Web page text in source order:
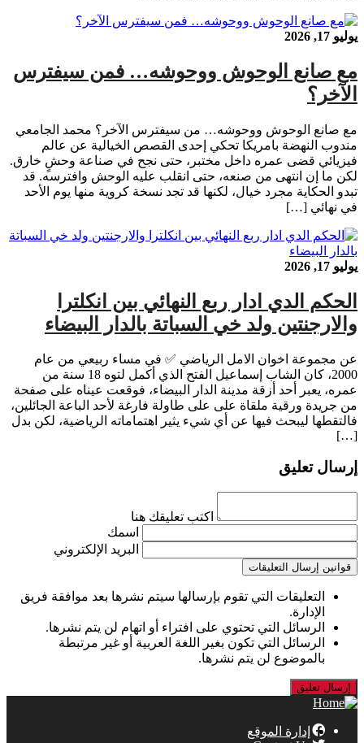
يوليو 17, 2026
مع صانع الوحوش ووحوشه… فمن سيفترس
الآخر؟
مع صانع الوحوش ووحوشه… من سيفترس الآخر؟ محمد الجامعي
مندوب النهضة بامريكا تحكي إحدى القصص الخيالية عن عالم
فيزيائي قضى عمره داخل مختبر، حتى نجح في صناعة وحشٍ خارق.
لكن ما إن انتهى من صنعه، حتى انقلب عليه الوحش وافترسه. قد
تبدو الحكاية مجرد خيال، لكنها قد تجد نسخة كروية منها يوم الأحد
في نهائي […]
يوليو 17, 2026
الحكم الدي ادار ربع النهائي بين انكلترا
والارجنتين ولد خي السباتة بالدار البيضاء
عن مجموعة اخوان الامل الرياضي ✅ في مساء ربيعي من عام
2000، كان الشاب إسماعيل الفتح الذي أكمل لتوه 18 سنة من
عمره، يعبر أحد أزقة مدينة الدار البيضاء، فوقعت عيناه على صفحة
من جريدة ورقية ملقاة على على طاولة فارغة لأحد الباعة الجائلين،
فالتقطها ليبحث فيها عن أي شيء يثير اهتماماته الرياضية، لكن بدل
[…]
إرسال تعليق
اكتب تعليقك هنا
اسمك
البريد الإلكتروني
قوانين إرسال التعليقات
التعليقات التي تقوم بإرسالها سيتم نشرها بعد موافقة فريق
الإدارة.
الرسائل التي تحتوي على افتراء أو اتهام لن يتم نشرها.
الرسائل التي تكون بغير اللغة العربية أو غير مرتبطة
بالموضوع لن يتم نشرها.
إدارة الموقع